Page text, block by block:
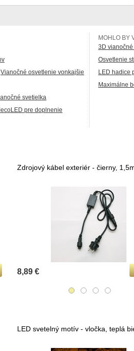
Vianočné osvetlenie vonkajšie
svetielka
pre doplnenie
MOHLO BY
3D
Osvetlenie
LED hadice
Maximálne
Zdrojový kábel exteriér - čierny,
8,89 €
LED svetelný motív - vločka, teplá